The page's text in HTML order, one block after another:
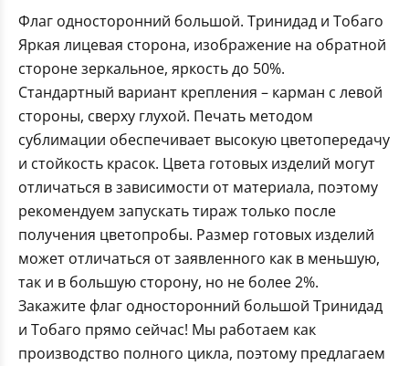
Флаг односторонний большой. Тринидад и Тобаго
Яркая лицевая сторона, изображение на обратной
стороне зеркальное, яркость до 50%.
Стандартный вариант крепления – карман с левой
стороны, сверху глухой. Печать методом
сублимации обеспечивает высокую цветопередачу
и стойкость красок. Цвета готовых изделий могут
отличаться в зависимости от материала, поэтому
рекомендуем запускать тираж только после
получения цветопробы. Размер готовых изделий
может отличаться от заявленного как в меньшую,
так и в большую сторону, но не более 2%.
Закажите флаг односторонний большой Тринидад
и Тобаго прямо сейчас! Мы работаем как
производство полного цикла, поэтому предлагаем